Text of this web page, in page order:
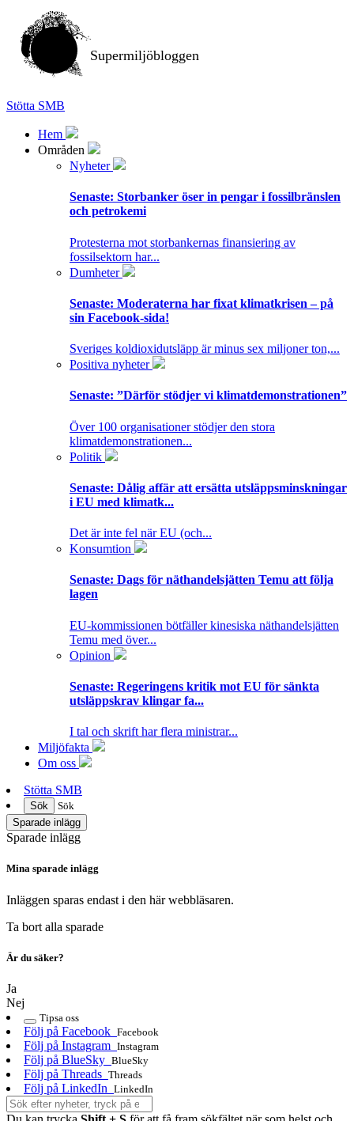
Supermiljöbloggen
Stötta SMB
Hem
Områden
Nyheter
Senaste: Storbanker öser in pengar i fossilbränslen
och petrokemi
Protesterna mot storbankernas finansiering av
fossilsektorn har...
Dumheter
Senaste: Moderaterna har fixat klimatkrisen – på
sin Facebook-sida!
Sveriges koldioxidutsläpp är minus sex miljoner ton,...
Positiva nyheter
Senaste: ”Därför stödjer vi klimatdemonstrationen”
Över 100 organisationer stödjer den stora
klimatdemonstrationen...
Politik
Senaste: Dålig affär att ersätta utsläppsminskningar
i EU med klimatk...
Det är inte fel när EU (och...
Konsumtion
Senaste: Dags för näthandelsjätten Temu att följa
lagen
EU-kommissionen bötfäller kinesiska näthandelsjätten
Temu med över...
Opinion
Senaste: Regeringens kritik mot EU för sänkta
utsläppskrav klingar fa...
I tal och skrift har flera ministrar...
Miljöfakta
Om oss
Stötta SMB
Sök
Sök
Sparade inlägg
Sparade inlägg
Mina sparade inlägg
Inläggen sparas endast i den här webbläsaren.
Ta bort alla sparade
Är du säker?
Ja
Nej
Tipsa oss
Följ på Facebook Facebook
Följ på Instagram Instagram
Följ på BlueSky BlueSky
Följ på Threads Threads
Följ på LinkedIn LinkedIn